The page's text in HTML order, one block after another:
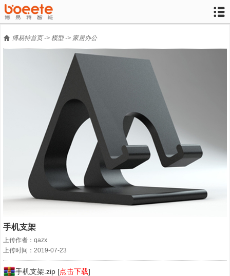

 博易特首页-> 模型-> 家居办公
手机支架
上传作者：qazx
上传时间：2019-07-23
手机支架.zip [点击下载]